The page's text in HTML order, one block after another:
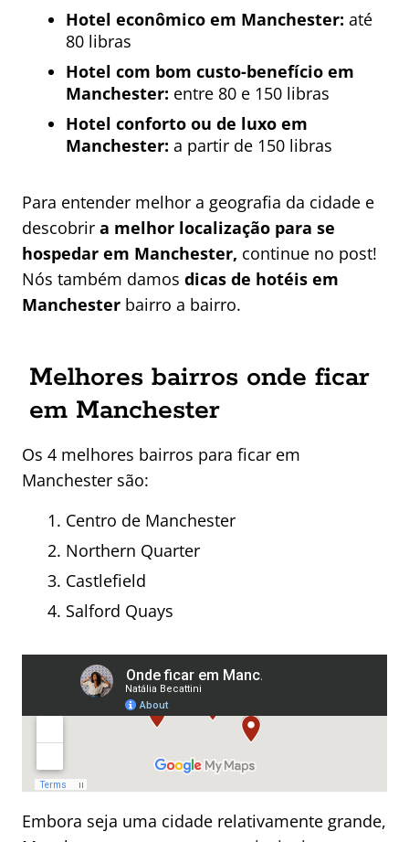
Hotel econômico em Manchester: até
80 libras
Hotel com bom custo-benefício em
Manchester: entre 80 e 150 libras
Hotel conforto ou de luxo em
Manchester: a partir de 150 libras
Para entender melhor a geografia da cidade e
descobrir a melhor localização para se
hospedar em Manchester, continue no post!
Nós também damos dicas de hotéis em
Manchester bairro a bairro.
Melhores bairros onde ficar
em Manchester
Os 4 melhores bairros para ficar em
Manchester são:
Centro de Manchester
Northern Quarter
Castlefield
Salford Quays
Embora seja uma cidade relativamente grande,